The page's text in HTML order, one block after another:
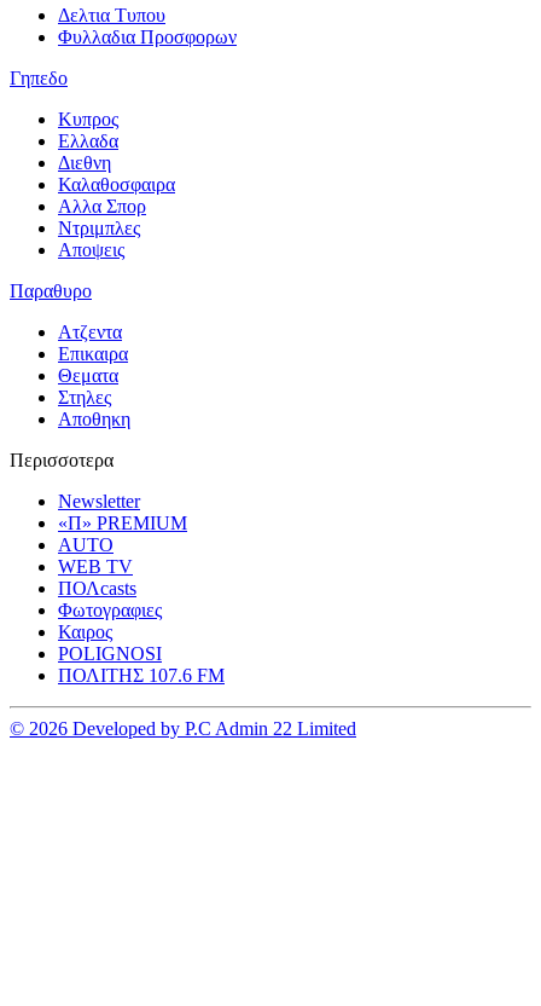
Δελτια Τυπου
Φυλλαδια Προσφορων
Γηπεδο
Κυπρος
Ελλαδα
Διεθνη
Καλαθοσφαιρα
Αλλα Σπορ
Ντριμπλες
Αποψεις
Παραθυρο
Ατζεντα
Επικαιρα
Θεματα
Στηλες
Αποθηκη
Περισσοτερα
Newsletter
«Π» PREMIUM
AUTO
WEB TV
ΠΟΛcasts
Φωτογραφιες
Καιρος
POLIGNOSI
ΠΟΛΙΤΗΣ 107.6 FM
© 2026 Developed by P.C Admin 22 Limited